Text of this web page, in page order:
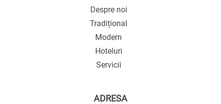
Despre noi
Tradițional
Modern
Hoteluri
Servicii
ADRESA